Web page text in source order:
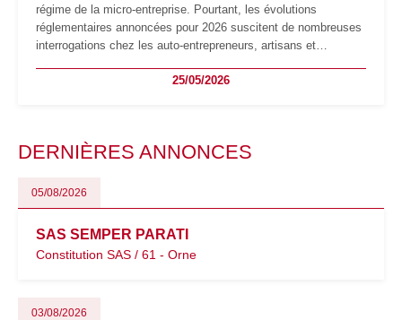
régime de la micro-entreprise. Pourtant, les évolutions
réglementaires annoncées pour 2026 suscitent de nombreuses
interrogations chez les auto-entrepreneurs, artisans et
facturation ou risque de bascule vers la TVA : les règles
25/05/2026
DERNIÈRES ANNONCES
05/08/2026
SAS SEMPER PARATI
Constitution SAS / 61 - Orne
03/08/2026